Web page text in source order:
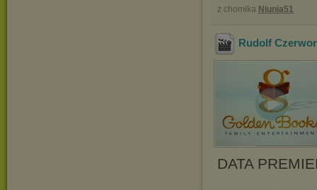
z chomika Niunia51
Rudolf
DATA